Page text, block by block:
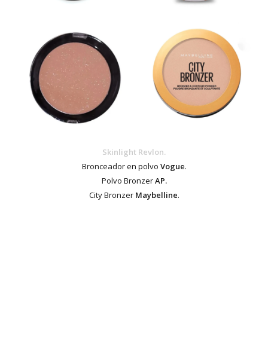
Skinlight Revlon.
Bronceador en polvo Vogue.
Polvo BronzerAP.
City Bronzer Maybelline.